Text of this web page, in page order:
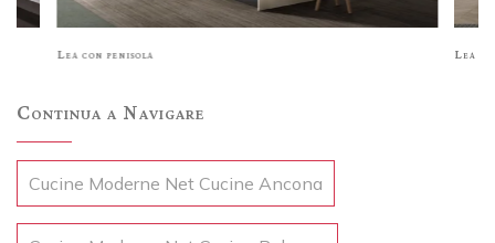
Lea con penisola Lea
Continua a Navigare
Cucine Moderne Net Cucine Ancona